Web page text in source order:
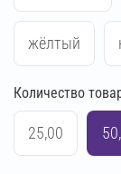
жёлтый
красный
кремово-
Количество
25,00